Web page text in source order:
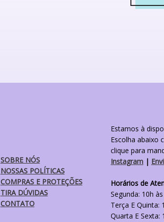
escolhidas
SOBRE NÓS
NOSSAS POLÍTICAS
COMPRAS E PROTEÇÕES
TIRA DÚVIDAS
CONTATO
Estamos à
Escolha abaixo
clique para
Instagram |
Horários de
Segunda: 10h
Terça E Quinta:
Quarta E Sexta: